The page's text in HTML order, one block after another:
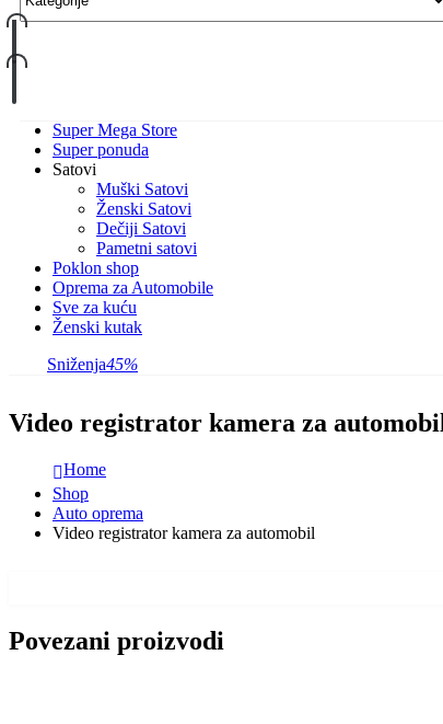
Super Mega Store
Super ponuda
Satovi
Muški Satovi
Ženski Satovi
Dečiji Satovi
Pametni satovi
Poklon shop
Oprema za Automobile
Sve za kuću
Ženski kutak
Sniženja45%
Video registrator kamera za automobil
Home
Shop
Auto oprema
Video registrator kamera za automobil
Povezani proizvodi